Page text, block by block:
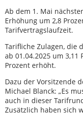
Ab dem 1. Mai
Erhöhung um 2,8
Tarifvertragslaufzeit.
Tarifliche Zulagen, die
ab 01.04.2025 um 3,11
Prozent erhöht.
Dazu der Vorsitzende
Michael Blanck: „Es
auch in dieser
Zusätzlich haben sich